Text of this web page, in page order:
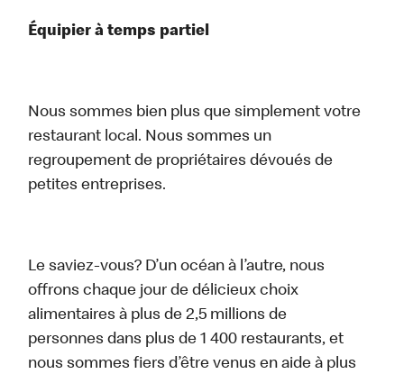
Équipier à temps partiel
Nous sommes bien plus que simplement votre
restaurant local. Nous sommes un
regroupement de propriétaires dévoués de
petites entreprises.
Le saviez-vous? D’un océan à l’autre, nous
offrons chaque jour de délicieux choix
alimentaires à plus de 2,5 millions de
personnes dans plus de 1 400 restaurants, et
nous sommes fiers d’être venus en aide à plus